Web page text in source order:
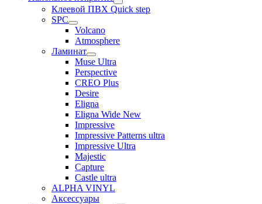
Клеевой ПВХ Quick step
SPC
Volcano
Atmosphere
Ламинат
Muse Ultra
Perspective
CREO Plus
Desire
Eligna
Eligna Wide New
Impressive
Impressive Patterns ultra
Impressive Ultra
Majestic
Capture
Castle ultra
ALPHA VINYL
Аксессуары